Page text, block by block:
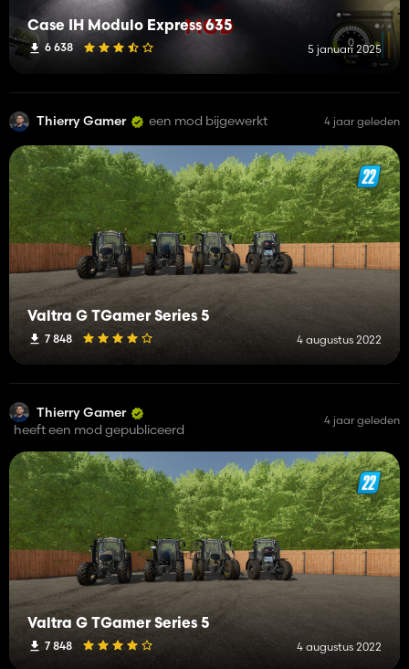
Case IH Modulo Express 635
6 638 5 januari 2025
Thierry Gamer een mod bijgewerkt 4 jaar geleden
Valtra G TGamer Series 5
7 848 4 augustus 2022
Thierry Gamer
heeft een mod gepubliceerd
4 jaar geleden
Valtra G TGamer Series 5
7 848 4 augustus 2022